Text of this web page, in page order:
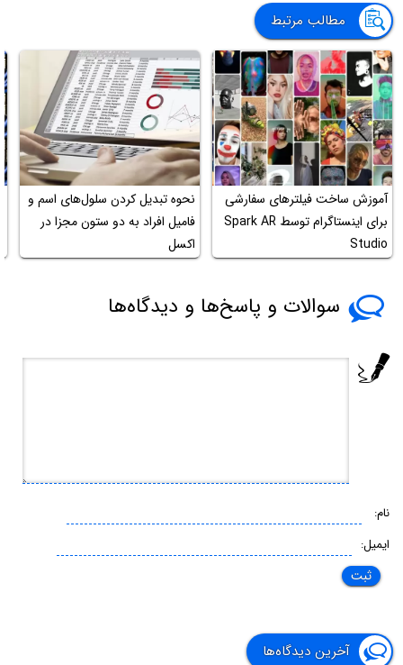
مطالب مرتبط
آموزش ساخت فیلترهای سفارشی
برای اینستاگرام توسط Spark AR
Studio
نحوه تبدیل کردن سلول‌های اسم و
فامیل افراد به دو ستون مجزا در
اکسل
سوالات و پاسخ‌ها و دیدگاه‌ها
نام:
ایمیل:
آخرین دیدگاه‌ها